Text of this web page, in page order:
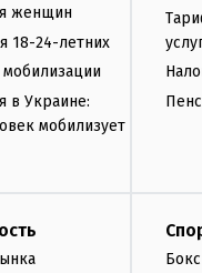
женщин
18-24-летних
в Украине:
мобилизует
Бокс